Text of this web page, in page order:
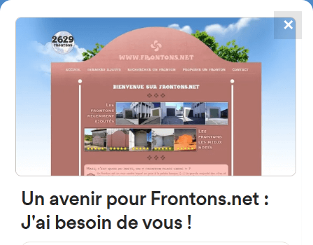
FRONTONS.NET
RECHERCHER UN FRONTON
PROPOSER UN FRONTON
4867
frontons
37115 Valverdón, Salamanque
✕